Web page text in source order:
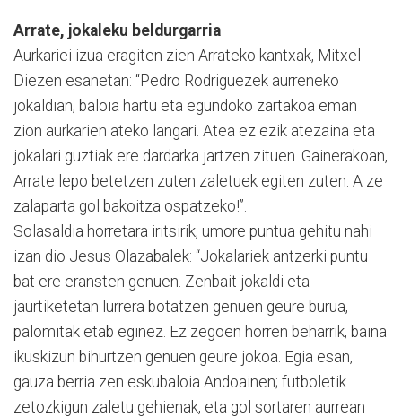
Arrate, jokaleku beldurgarria
Aurkariei izua eragiten zien Arrateko kantxak, Mitxel
Diezen esanetan: “Pedro Rodriguezek aurreneko
jokaldian, baloia hartu eta egundoko zartakoa eman
zion aurkarien ateko langari. Atea ez ezik atezaina eta
jokalari guztiak ere dardarka jartzen zituen. Gainerakoan,
Arrate lepo betetzen zuten zaletuek egiten zuten. A ze
zalaparta gol bakoitza ospatzeko!”.
Solasaldia horretara iritsirik, umore puntua gehitu nahi
izan dio Jesus Olazabalek: “Jokalariek antzerki puntu
bat ere eransten genuen. Zenbait jokaldi eta
jaurtiketetan lurrera botatzen genuen geure burua,
palomitak etab eginez. Ez zegoen horren beharrik, baina
ikuskizun bihurtzen genuen geure jokoa. Egia esan,
gauza berria zen eskubaloia Andoainen; futboletik
zetozkigun zaletu gehienak, eta gol sortaren aurrean